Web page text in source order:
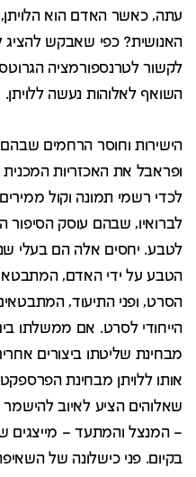
עתה, כאשר האדם הוא
האנושית? כפי שאבקש להציג
לקשור לטרנספורמציה
השואף לאלוהות נעשה ללויתן.
הישירות וחוסר הרחמים
ופראבל את האכזריות
לכדי רשמי תמונה וקול
לברואיו, שבהם עוסק הסיפור
לטבע. יחסים אלה הם בעלי
הטבע על ידי האדם,
הסרט, ופני התיעוד,
הייחודי לסרט. אם ממשלתו
מבחינת שליטתו ביצורים
אותו ללויתן מבחינת
שאלוהים הציע לאיוב
– המנצל והמתעד – מייצגים
בקיום. פני כישלונה של